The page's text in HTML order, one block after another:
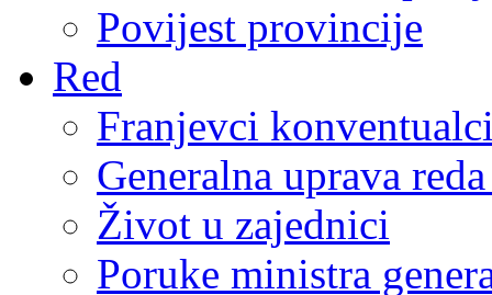
Povijest provincije
Red
Franjevci
Generalna uprava
Život u zajednici
Poruke ministra